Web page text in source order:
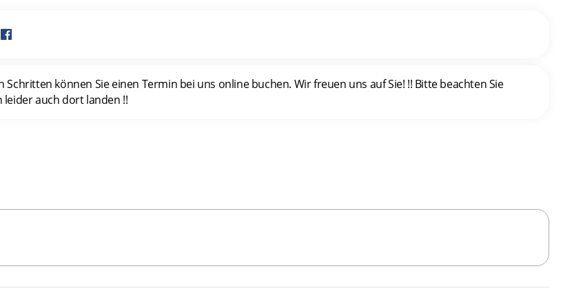
können Sie einen Termin bei uns online buchen. Wir freuen uns auf Sie! !! Bitte beachten Sie
leider auch dort landen !!